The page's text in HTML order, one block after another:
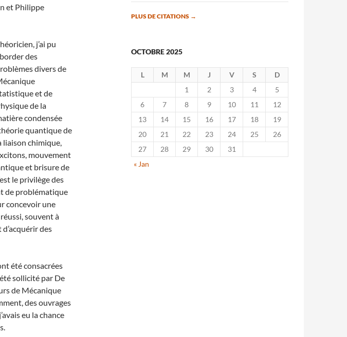
et Philippe
j’ai pu
des
divers de
et de
de la
condensée
quantique de
liaison chimique,
mouvement
et brisure de
le privilège des
de problématique
concevoir une
souvent à
des
été consacrées
sollicité par De
de Mécanique
des ouvrages
eu la chance
PLUS DE CITATIONS →
OCTOBRE 2025
L M M J V S
D
1
2 3 4
5
6
7 8 9 10 11
12
13
14 15 16 17 18
19
20
21 22 23 24 25
26
27
28 29 30
31
« Jan